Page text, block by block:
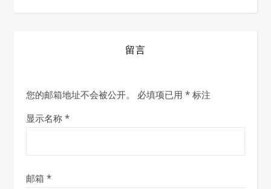
留言
您的邮箱地址不会被公开。 必填项已用 * 标注
显示名称 *
邮箱 *